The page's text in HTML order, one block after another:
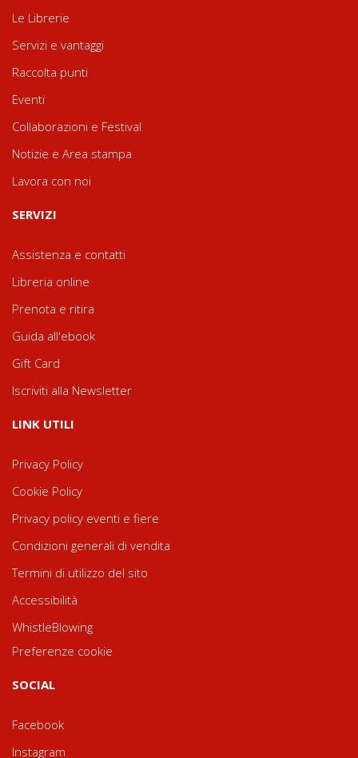
Le Librerie
Servizi e vantaggi
Raccolta punti
Eventi
Collaborazioni e Festival
Notizie e Area stampa
Lavora con noi
SERVIZI
Assistenza e contatti
Libreria online
Prenota e ritira
Guida all'ebook
Gift Card
Iscriviti alla Newsletter
LINK UTILI
Privacy Policy
Cookie Policy
Privacy policy eventi e fiere
Condizioni generali di vendita
Termini di utilizzo del sito
Accessibilità
WhistleBlowing
Preferenze cookie
SOCIAL
Facebook
Instagram